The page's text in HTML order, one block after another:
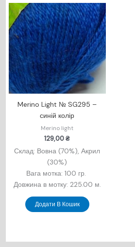
Merino Light № SG295 –
синій колір
Merino light
129,00₴
Склад: Вовна (70%), Акрил
(30%)
Вага мотка: 100 гр.
Довжина в мотку: 225.00 м.
Додати В Кошик